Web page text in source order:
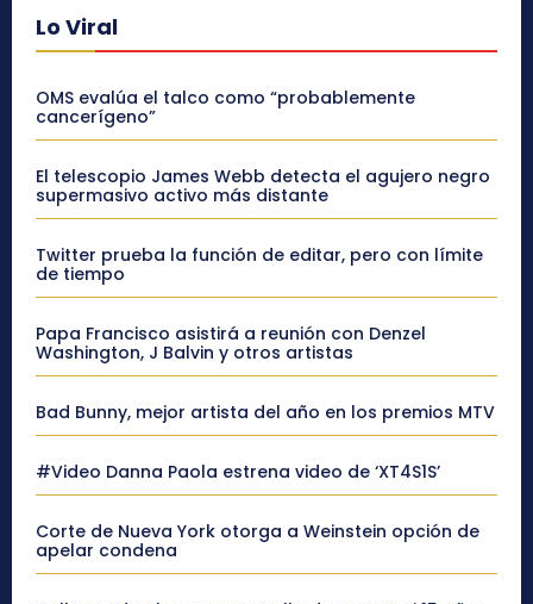
Lo Viral
OMS evalúa el talco como “probablemente
cancerígeno”
El telescopio James Webb detecta el agujero negro
supermasivo activo más distante
Twitter prueba la función de editar, pero con límite
de tiempo
Papa Francisco asistirá a reunión con Denzel
Washington, J Balvin y otros artistas
Bad Bunny, mejor artista del año en los premios MTV
#Video Danna Paola estrena video de ‘XT4S1S’
Corte de Nueva York otorga a Weinstein opción de
apelar condena